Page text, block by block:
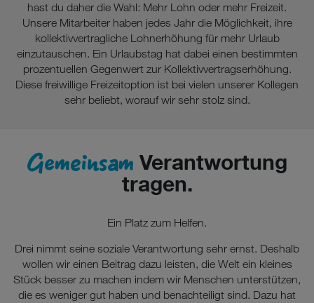
hast du daher die Wahl: Mehr Lohn oder mehr Freizeit.
Unsere Mitarbeiter haben jedes Jahr die Möglichkeit, ihre
kollektivvertragliche Lohnerhöhung für mehr Urlaub
einzutauschen. Ein Urlaubstag hat dabei einen bestimmten
prozentuellen Gegenwert zur Kollektivvertragserhöhung.
Diese freiwillige Freizeitoption ist bei vielen unserer Kollegen
sehr beliebt, worauf wir sehr stolz sind.
Gemeinsam Verantwortung
tragen.
Ein Platz zum Helfen.
Drei nimmt seine soziale Verantwortung sehr ernst. Deshalb
wollen wir einen Beitrag dazu leisten, die Welt ein kleines
Stück besser zu machen indem wir Menschen unterstützen,
die es weniger gut haben und benachteiligt sind. Dazu hat